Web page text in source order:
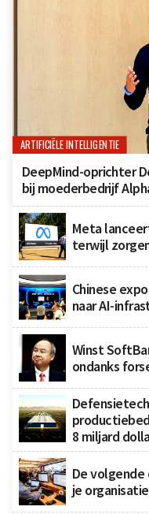
ARTIFICIËLE INTELLIGENTIE
DeepMind-oprichter
bij moederbedrijf
Meta
terwijl
Chinese
naar AI-
Winst
ondanks
8 miljard
De
je organisatie